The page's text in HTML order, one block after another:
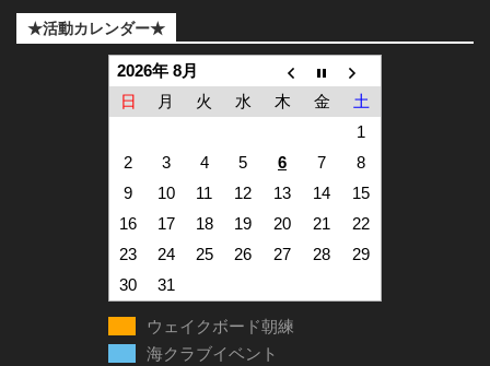
★活動カレンダー★
2026年 8月
日
月 火 水 木 金
土
1
2
3 4 5 6 7
8
9
10 11 12 13 14
15
16
17 18 19 20 21
22
23
24 25 26 27 28
29
30
31
ウェイクボード朝練
海クラブイベント